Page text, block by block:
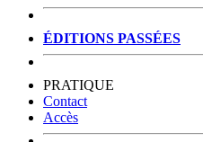
ÉDITIONS PASSÉES
PRATIQUE
Contact
Accès